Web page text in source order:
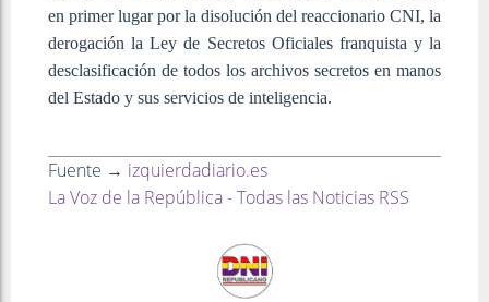
en primer lugar por la disolución del reaccionario CNI, la
derogación la Ley de Secretos Oficiales franquista y la
desclasificación de todos los archivos secretos en manos
del Estado y sus servicios de inteligencia.
Fuente → izquierdadiario.es
La Voz de la República - Todas las Noticias RSS